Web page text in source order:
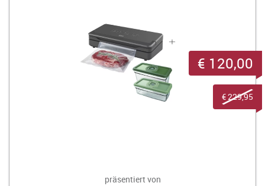
präsentiert von
€ 120,00
€ 229,95